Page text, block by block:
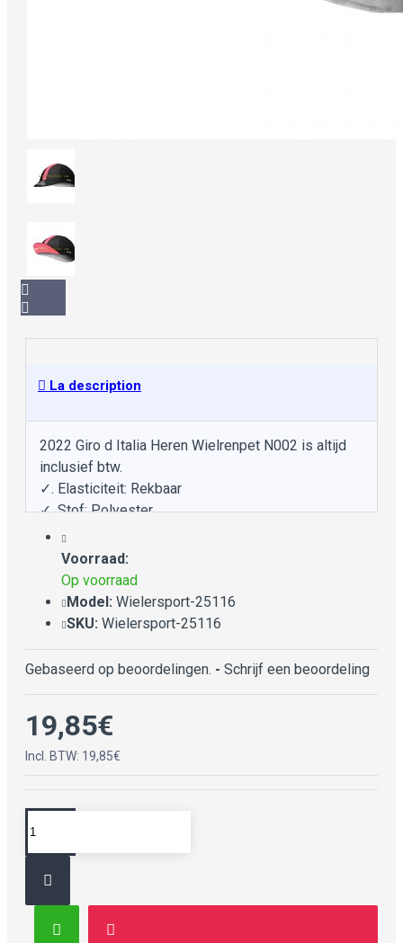
La description
2022 Giro d Italia Heren Wielrenpet N002 is altijd
inclusief btw.
✓. Elasticiteit: Rekbaar
✓. Stof: Polyester
✓. Wasvoorschrift: Nat en Droog Reinigen,
Wasbaar, Liggend drogen
Voorraad:
Op voorraad
Model: Wielersport-25116
SKU: Wielersport-25116
Gebaseerd op beoordelingen. - Schrijf een beoordeling
19,85€
Incl. BTW: 19,85€